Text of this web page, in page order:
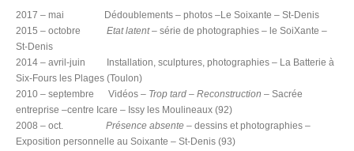
2017 – mai Dédoublements – photos –Le Soixante – St-Denis
2015 – octobre Etat latent– série de photographies – le SoiXante –
St-Denis
2014 – avril-juin Installation, sculptures, photographies – La Batterie à
Six-Fours les Plages (Toulon)
2010 – septembre Vidéos – Trop tard – Reconstruction – Sacrée
entreprise –centre Icare – Issy les Moulineaux (92)
2008 – oct. Présence absente – dessins et photographies –
Exposition personnelle au Soixante – St-Denis (93)